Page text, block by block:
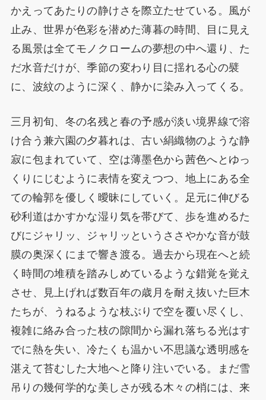
かえってあたりの静けさを際立たせている。風が
止み、世界が色彩を潜めた薄暮の時間、目に見え
る風景は全てモノクロームの夢想の中へ還り、た
だ水音だけが、季節の変わり目に揺れる心の襞
に、波紋のように深く、静かに染み入ってくる。
三月初旬、冬の名残と春の予感が淡い境界線で溶
け合う兼六園の夕暮れは、古い絹織物のような静
寂に包まれていて、空は薄墨色から茜色へとゆっ
くりにじむように表情を変えつつ、地上にある全
ての輪郭を優しく曖昧にしていく。足元に伸びる
砂利道はかすかな湿り気を帯びて、歩を進めるた
びにジャリッ、ジャリッというささやかな音が鼓
膜の奥深くにまで響き渡る。過去から現在へと続
く時間の堆積を踏みしめているような錯覚を覚え
させ、見上げれば数百年の歳月を耐え抜いた巨木
たちが、うねるような枝ぶりで空を覆い尽くし、
複雑に絡み合った枝の隙間から漏れ落ちる光はす
でに熱を失い、冷たくも温かい不思議な透明感を
湛えて苔むした大地へと降り注いでいる。まだ雪
吊りの幾何学的な美しさが残る木々の梢には、来